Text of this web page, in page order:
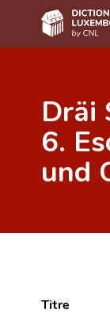
Foire
Équipe
Dräi
6.
und
Titre